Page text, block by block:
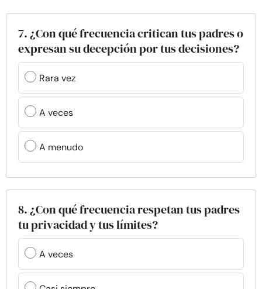
7. ¿Con qué frecuencia critican tus padres o
expresan su decepción por tus decisiones?
Rara vez
A veces
A menudo
8. ¿Con qué frecuencia respetan tus padres
tu privacidad y tus límites?
A veces